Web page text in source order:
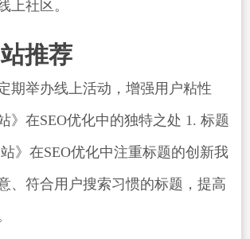
上社区。
推荐
期举办线上活动，增强用户粘性
》在SEO优化中的独特之处 1. 标题
》在SEO优化中注重标题的创新我
、符合用户搜索习惯的标题，提高